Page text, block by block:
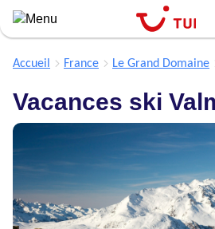
Aller
contenu
Accueil France Le Grand Domaine
Vacances ski